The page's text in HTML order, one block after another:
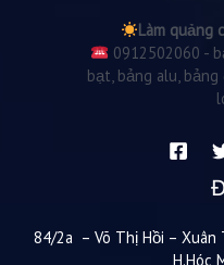
Làm quảng
0912502060 -
bạt, bảng alu, bảng
84/2a – Võ Thị Hồi –
H.Hóc